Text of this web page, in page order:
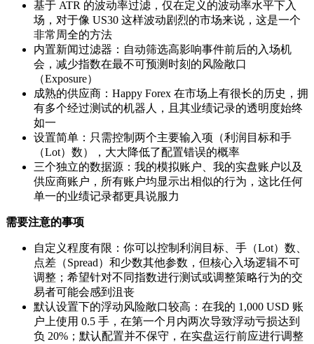
基于 ATR 的波动率过滤，仅在定义的波动率水平下入
场，对于像 US30 这样波动剧烈的市场来说，这是一个
非常周全的方法
内置新闻过滤器：自动筛选高影响事件前后的入场机
会，减少指数在最不可预测时刻的风险敞口
（Exposure）
成熟的供应商：Happy Forex 在市场上有很长的历史，拥
有多个经过测试的机器人，且其业绩记录的透明度始终
如一
设置简单：只需控制两个主要输入项（利润目标和手
（Lot）数），大大降低了配置错误的概率
三个独立的数据源：我的模拟账户、我的实盘账户以及
供应商账户，所有账户均显示出相似的行为，这比任何
单一的业绩记录都更具说服力
需要注意的事项
自定义程度有限：你可以控制利润目标、手（Lot）数、
点差（Spread）和少数其他参数，但核心入场逻辑不可
调整；希望针对不同指数进行测试或调整策略行为的交
易者可能会感到沮丧
默认设置下的浮动风险敞口较高：在我的 1,000 USD 账
户上使用 0.5 手，在第一个月内两次导致浮动亏损达到
负 20%；默认配置并不保守，在实盘运行前应进行调整